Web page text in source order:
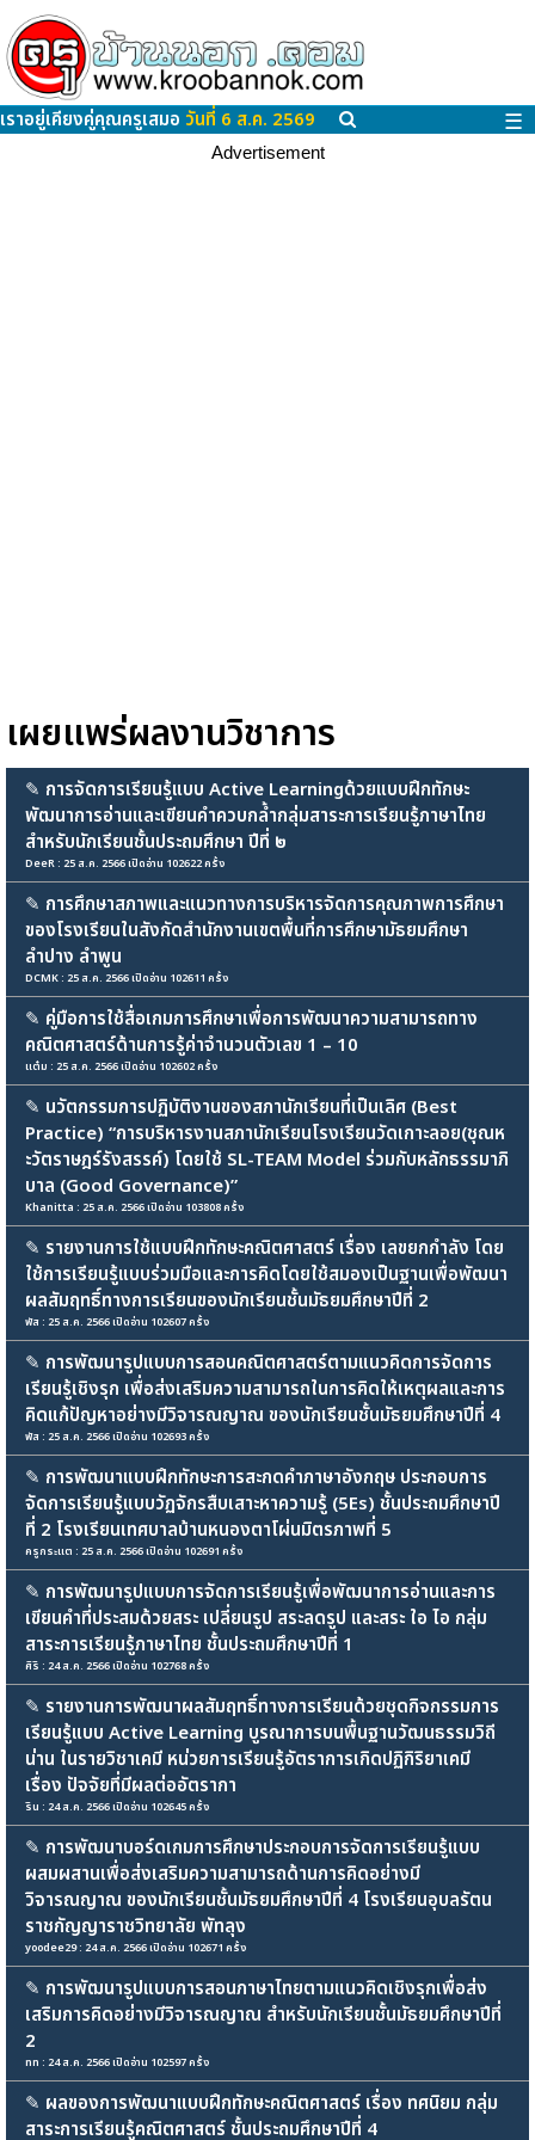
เราอยู่เคียงคู่คุณครูเสมอ วันที่ 6 ส.ค. 2569 ☰
Advertisement
เผยแพร่ผลงานวิชาการ
✎ การจัดการเรียนรู้แบบ Active Learningด้วยแบบฝึกทักษะ
พัฒนาการอ่านและเขียนคำควบกล้ำกลุ่มสาระการเรียนรู้ภาษาไทย
สำหรับนักเรียนชั้นประถมศึกษา ปีที่ ๒
DeeR : 25 ส.ค. 2566 เปิดอ่าน 102622 ครั้ง
✎ การศึกษาสภาพและแนวทางการบริหารจัดการคุณภาพการศึกษา
ของโรงเรียนในสังกัดสำนักงานเขตพื้นที่การศึกษามัธยมศึกษา
ลำปาง ลำพูน
DCMK : 25 ส.ค. 2566 เปิดอ่าน 102611 ครั้ง
✎ คู่มือการใช้สื่อเกมการศึกษาเพื่อการพัฒนาความสามารถทาง
คณิตศาสตร์ด้านการรู้ค่าจำนวนตัวเลข 1 – 10
แต๋ม : 25 ส.ค. 2566 เปิดอ่าน 102602 ครั้ง
✎ นวัตกรรมการปฏิบัติงานของสภานักเรียนที่เป็นเลิศ (Best
Practice) “การบริหารงานสภานักเรียนโรงเรียนวัดเกาะลอย(ชุณห
ะวัตราษฎร์รังสรรค์) โดยใช้ SL-TEAM Model ร่วมกับหลักธรรมาภิ
บาล (Good Governance)”
Khanitta : 25 ส.ค. 2566 เปิดอ่าน 103808 ครั้ง
✎ รายงานการใช้แบบฝึกทักษะคณิตศาสตร์ เรื่อง เลขยกกำลัง โดย
ใช้การเรียนรู้แบบร่วมมือและการคิดโดยใช้สมองเป็นฐานเพื่อพัฒนา
ผลสัมฤทธิ์ทางการเรียนของนักเรียนชั้นมัธยมศึกษาปีที่ 2
พัส : 25 ส.ค. 2566 เปิดอ่าน 102607 ครั้ง
✎ การพัฒนารูปแบบการสอนคณิตศาสตร์ตามแนวคิดการจัดการ
เรียนรู้เชิงรุก เพื่อส่งเสริมความสามารถในการคิดให้เหตุผลและการ
คิดแก้ปัญหาอย่างมีวิจารณญาณ ของนักเรียนชั้นมัธยมศึกษาปีที่ 4
พัส : 25 ส.ค. 2566 เปิดอ่าน 102693 ครั้ง
✎ การพัฒนาแบบฝึกทักษะการสะกดคำภาษาอังกฤษ ประกอบการ
จัดการเรียนรู้แบบวัฏจักรสืบเสาะหาความรู้ (5Es) ชั้นประถมศึกษาปี
ที่ 2 โรงเรียนเทศบาลบ้านหนองตาโผ่นมิตรภาพที่ 5
ครูกระแต : 25 ส.ค. 2566 เปิดอ่าน 102691 ครั้ง
✎ การพัฒนารูปแบบการจัดการเรียนรู้เพื่อพัฒนาการอ่านและการ
เขียนคำที่ประสมด้วยสระ เปลี่ยนรูป สระลดรูป และสระ ใอ ไอ กลุ่ม
สาระการเรียนรู้ภาษาไทย ชั้นประถมศึกษาปีที่ 1
ศิริ : 24 ส.ค. 2566 เปิดอ่าน 102768 ครั้ง
✎ รายงานการพัฒนาผลสัมฤทธิ์ทางการเรียนด้วยชุดกิจกรรมการ
เรียนรู้แบบ Active Learning บูรณาการบนพื้นฐานวัฒนธรรมวิถี
น่าน ในรายวิชาเคมี หน่วยการเรียนรู้อัตราการเกิดปฏิกิริยาเคมี
เรื่อง ปัจจัยที่มีผลต่ออัตรากา
ริน : 24 ส.ค. 2566 เปิดอ่าน 102645 ครั้ง
✎ การพัฒนาบอร์ดเกมการศึกษาประกอบการจัดการเรียนรู้แบบ
ผสมผสานเพื่อส่งเสริมความสามารถด้านการคิดอย่างมี
วิจารณญาณ ของนักเรียนชั้นมัธยมศึกษาปีที่ 4 โรงเรียนอุบลรัตน
ราชกัญญาราชวิทยาลัย พัทลุง
yoodee29 : 24 ส.ค. 2566 เปิดอ่าน 102671 ครั้ง
✎ การพัฒนารูปแบบการสอนภาษาไทยตามแนวคิดเชิงรุกเพื่อส่ง
เสริมการคิดอย่างมีวิจารณญาณ สำหรับนักเรียนชั้นมัธยมศึกษาปีที่
2
nn : 24 ส.ค. 2566 เปิดอ่าน 102597 ครั้ง
✎ ผลของการพัฒนาแบบฝึกทักษะคณิตศาสตร์ เรื่อง ทศนิยม กลุ่ม
สาระการเรียนรู้คณิตศาสตร์ ชั้นประถมศึกษาปีที่ 4